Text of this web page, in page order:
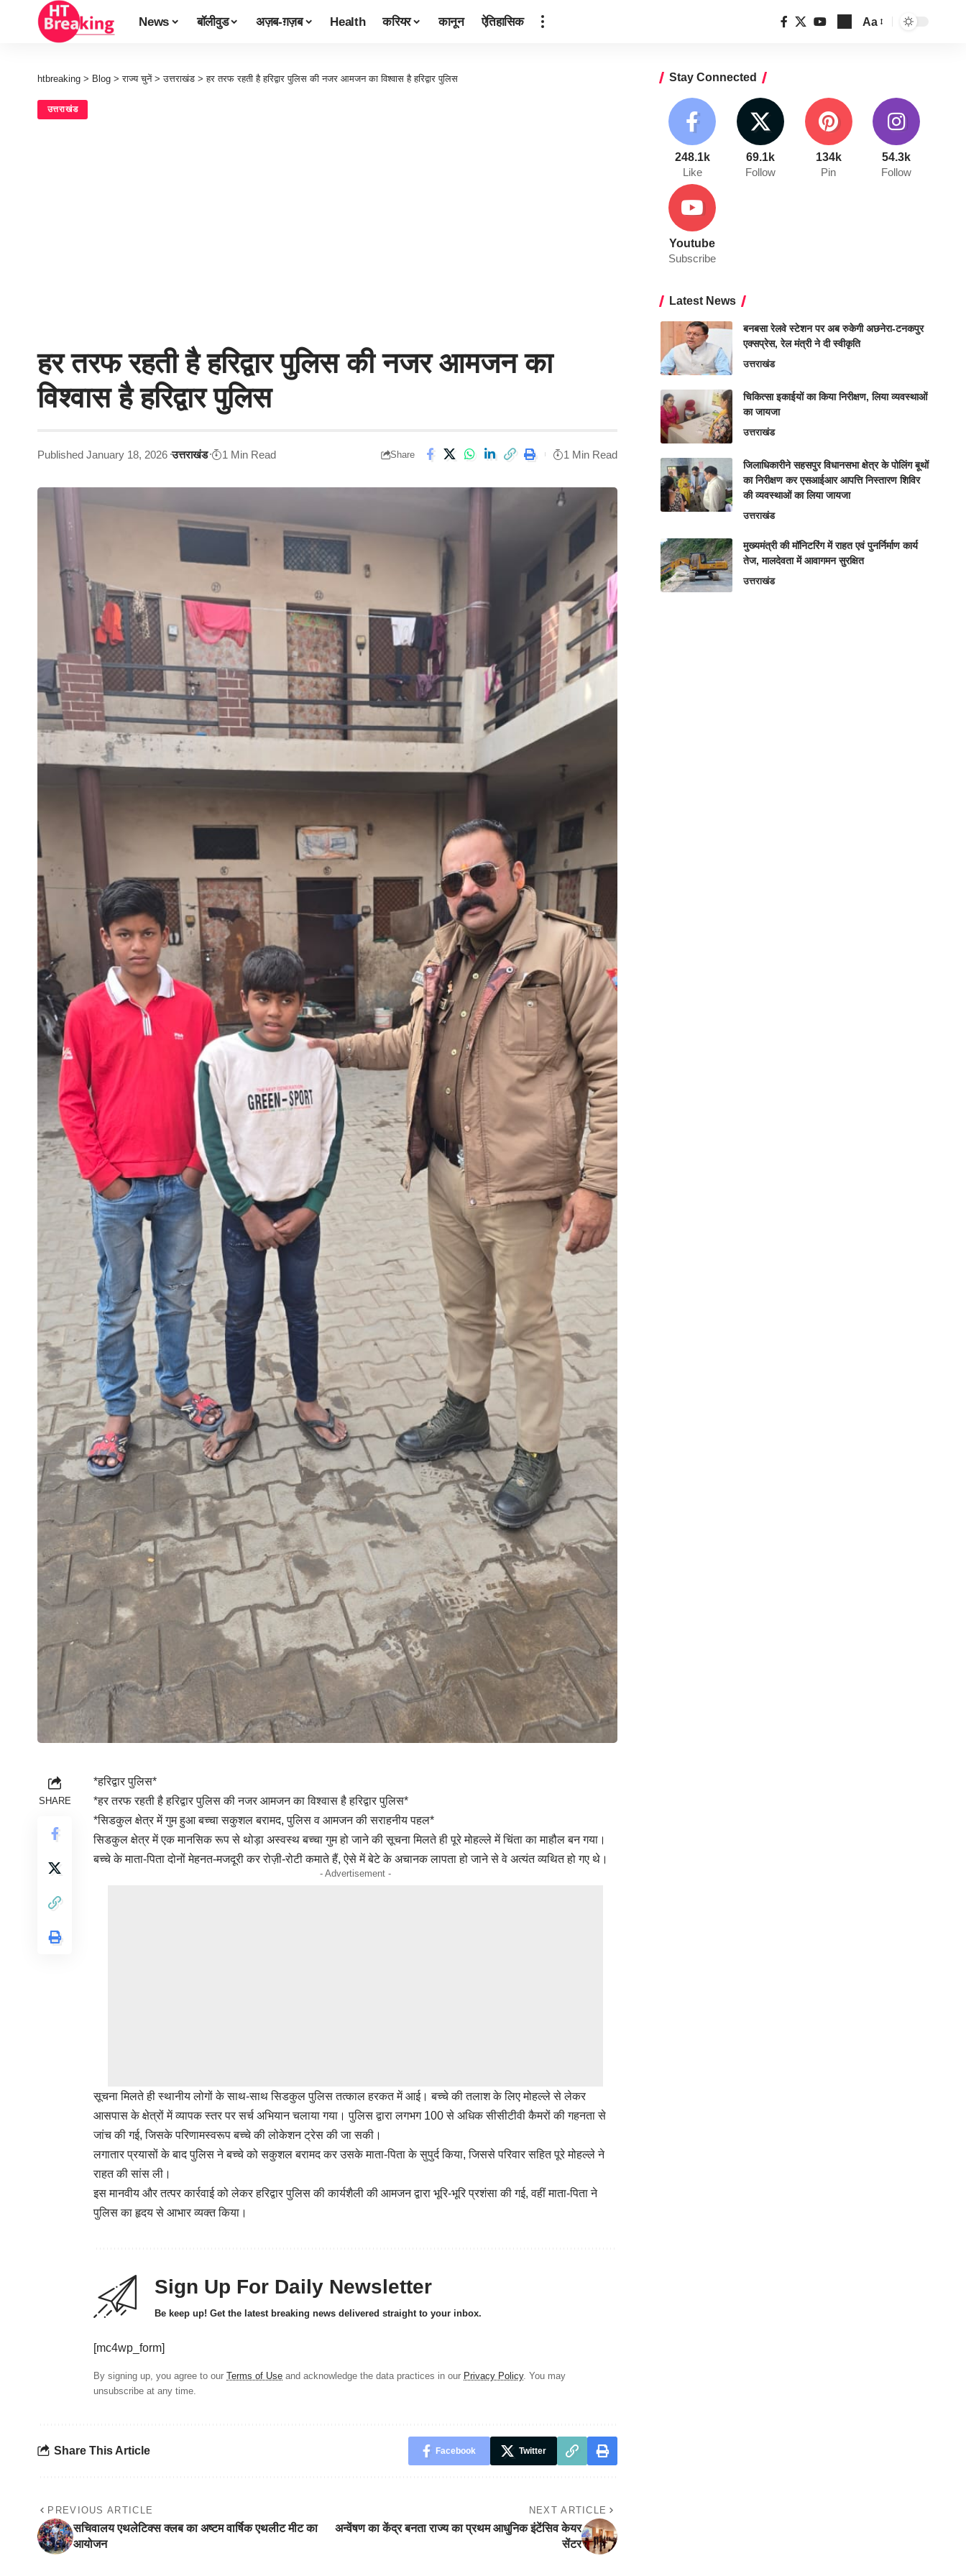
News बॉलीवुड अज़ब-ग़ज़ब Health करियर कानून ऐतिहासिक Aa
htbreaking > Blog >राज्य चुनें >उत्तराखंड >हर तरफ रहती है हरिद्वार पुलिस की नजर आमजन का विश्वास है हरिद्वार पुलिस
उत्तराखंड
हर तरफ रहती है हरिद्वार पुलिस की नजर आमजन का
विश्वास है हरिद्वार पुलिस
Published January 18, 2026 उत्तराखंड 1 Min Read Share 1 Min Read
SHARE
*हरिद्वार पुलिस*
*हर तरफ रहती है हरिद्वार पुलिस की नजर आमजन का विश्वास है हरिद्वार पुलिस*
*सिडकुल क्षेत्र में गुम हुआ बच्चा सकुशल बरामद, पुलिस व आमजन की सराहनीय पहल*
सिडकुल क्षेत्र में एक मानसिक रूप से थोड़ा अस्वस्थ बच्चा गुम हो जाने की सूचना मिलते ही पूरे मोहल्ले में चिंता का माहौल बन गया।
बच्चे के माता-पिता दोनों मेहनत-मजदूरी कर रोज़ी-रोटी कमाते हैं, ऐसे में बेटे के अचानक लापता हो जाने से वे अत्यंत व्यथित हो गए थे।
- Advertisement -
सूचना मिलते ही स्थानीय लोगों के साथ-साथ सिडकुल पुलिस तत्काल हरकत में आई। बच्चे की तलाश के लिए मोहल्ले से लेकर
आसपास के क्षेत्रों में व्यापक स्तर पर सर्च अभियान चलाया गया। पुलिस द्वारा लगभग 100 से अधिक सीसीटीवी कैमरों की गहनता से
जांच की गई, जिसके परिणामस्वरूप बच्चे की लोकेशन ट्रेस की जा सकी।
लगातार प्रयासों के बाद पुलिस ने बच्चे को सकुशल बरामद कर उसके माता-पिता के सुपुर्द किया, जिससे परिवार सहित पूरे मोहल्ले ने
राहत की सांस ली।
इस मानवीय और तत्पर कार्रवाई को लेकर हरिद्वार पुलिस की कार्यशैली की आमजन द्वारा भूरि-भूरि प्रशंसा की गई, वहीं माता-पिता ने
पुलिस का हृदय से आभार व्यक्त किया।
Sign Up For Daily Newsletter
Be keep up! Get the latest breaking news delivered straight to your inbox.
[mc4wp_form]
By signing up, you agree to our Terms of Use and acknowledge the data practices in our Privacy Policy. You may
unsubscribe at any time.
Share This Article Facebook Twitter
PREVIOUS ARTICLE
सचिवालय एथलेटिक्स क्लब का अष्टम वार्षिक एथलीट मीट का
आयोजन
NEXT ARTICLE
अन्वेंषण का केंद्र बनता राज्य का प्रथम आधुनिक इंटेंसिव केयर
सेंटर
Stay Connected
248.1k
Like
69.1k
Follow
134k
Pin
54.3k
Follow
Youtube
Subscribe
Latest News
बनबसा रेलवे स्टेशन पर अब रुकेगी अछनेरा-टनकपुर
एक्सप्रेस, रेल मंत्री ने दी स्वीकृति
उत्तराखंड
चिकित्सा इकाईयों का किया निरीक्षण, लिया व्यवस्थाओं
का जायजा
उत्तराखंड
जिलाधिकारीने सहसपुर विधानसभा क्षेत्र के पोलिंग बूथों
का निरीक्षण कर एसआईआर आपत्ति निस्तारण शिविर
की व्यवस्थाओं का लिया जायजा
उत्तराखंड
मुख्यमंत्री की मॉनिटरिंग में राहत एवं पुनर्निर्माण कार्य
तेज, मालदेवता में आवागमन सुरक्षित
उत्तराखंड